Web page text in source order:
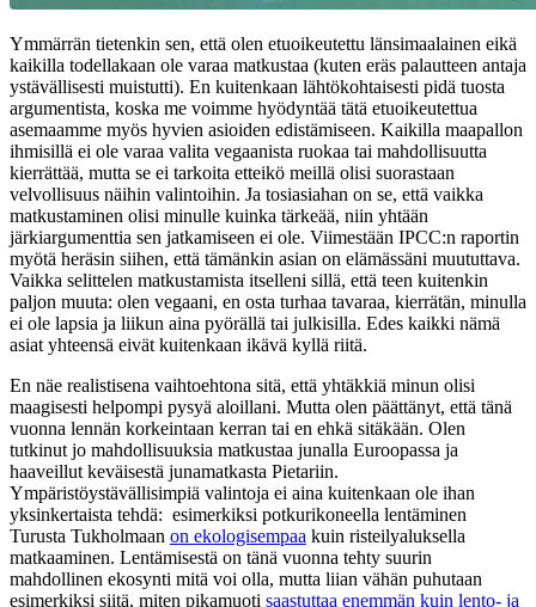
Ymmärrän tietenkin sen, että olen etuoikeutettu länsimaalainen eikä
kaikilla todellakaan ole varaa matkustaa (kuten eräs palautteen antaja
ystävällisesti muistutti). En kuitenkaan lähtökohtaisesti pidä tuosta
argumentista, koska me voimme hyödyntää tätä etuoikeutettua
asemaamme myös hyvien asioiden edistämiseen. Kaikilla maapallon
ihmisillä ei ole varaa valita vegaanista ruokaa tai mahdollisuutta
kierrättää, mutta se ei tarkoita etteikö meillä olisi suorastaan
velvollisuus näihin valintoihin. Ja tosiasiahan on se, että vaikka
matkustaminen olisi minulle kuinka tärkeää, niin yhtään
järkiargumenttia sen jatkamiseen ei ole. Viimestään IPCC:n raportin
myötä heräsin siihen, että tämänkin asian on elämässäni muututtava.
Vaikka selittelen matkustamista itselleni sillä, että teen kuitenkin
paljon muuta: olen vegaani, en osta turhaa tavaraa, kierrätän, minulla
ei ole lapsia ja liikun aina pyörällä tai julkisilla. Edes kaikki nämä
asiat yhteensä eivät kuitenkaan ikävä kyllä riitä.
En näe realistisena vaihtoehtona sitä, että yhtäkkiä minun olisi
maagisesti helpompi pysyä aloillani. Mutta olen päättänyt, että tänä
vuonna lennän korkeintaan kerran tai en ehkä sitäkään. Olen
tutkinut jo mahdollisuuksia matkustaa junalla Euroopassa ja
haaveillut keväisestä junamatkasta Pietariin.
Ympäristöystävällisimpiä valintoja ei aina kuitenkaan ole ihan
yksinkertaista tehdä: esimerkiksi potkurikoneella lentäminen
Turusta Tukholmaan on ekologisempaa kuin risteilyaluksella
matkaaminen. Lentämisestä on tänä vuonna tehty suurin
mahdollinen ekosynti mitä voi olla, mutta liian vähän puhutaan
esimerkiksi siitä, miten pikamuoti saastuttaa enemmän kuin lento- ja